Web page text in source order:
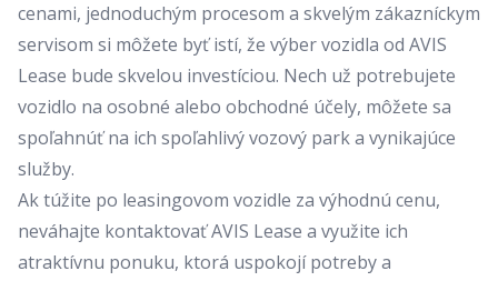
cenami, jednoduchým procesom a skvelým zákazníckym
servisom si môžete byť istí, že výber vozidla od AVIS
Lease bude skvelou investíciou. Nech už potrebujete
vozidlo na osobné alebo obchodné účely, môžete sa
spoľahnúť na ich spoľahlivý vozový park a vynikajúce
služby.
Ak túžite po leasingovom vozidle za výhodnú cenu,
neváhajte kontaktovaťAVIS Lease a využite ich
atraktívnu ponuku, ktorá uspokojí potreby a